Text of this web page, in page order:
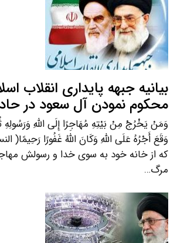
بیانیه جبهه پایداری انقلاب
محکوم نمودن آل سعود در
وَمَنْ یَخْرُجْ مِنْ بَیْتِهِ مُهَاجِرًا إِلَی اللَّهِ وَرَسُولِهِ
که از خانه خود به سوی خدا و رسولش
مرگ…